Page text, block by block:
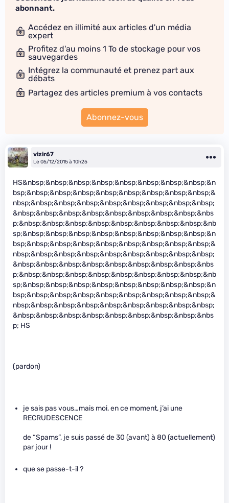
abonnant.
Accédez en illimité aux articles d'un média
expert
Profitez d'au moins 1 To de stockage pour vos
sauvegardes
Intégrez la communauté et prenez part aux
débats
Partagez des articles premium à vos contacts
Abonnez-vous
vizir67
Le 05/12/2015 à 10h25
HS&nbsp;&nbsp;&nbsp;&nbsp;&nbsp;&nbsp;&nbsp;&nbsp;&n
bsp;&nbsp;&nbsp;&nbsp;&nbsp;&nbsp;&nbsp;&nbsp;&nbsp;&
nbsp;&nbsp;&nbsp;&nbsp;&nbsp;&nbsp;&nbsp;&nbsp;&nbsp;
&nbsp;&nbsp;&nbsp;&nbsp;&nbsp;&nbsp;&nbsp;&nbsp;&nbs
p;&nbsp;&nbsp;&nbsp;&nbsp;&nbsp;&nbsp;&nbsp;&nbsp;&nb
sp;&nbsp;&nbsp;&nbsp;&nbsp;&nbsp;&nbsp;&nbsp;&nbsp;&n
bsp;&nbsp;&nbsp;&nbsp;&nbsp;&nbsp;&nbsp;&nbsp;&nbsp;&
nbsp;&nbsp;&nbsp;&nbsp;&nbsp;&nbsp;&nbsp;&nbsp;&nbsp;
&nbsp;&nbsp;&nbsp;&nbsp;&nbsp;&nbsp;&nbsp;&nbsp;&nbs
p;&nbsp;&nbsp;&nbsp;&nbsp;&nbsp;&nbsp;&nbsp;&nbsp;&nb
sp;&nbsp;&nbsp;&nbsp;&nbsp;&nbsp;&nbsp;&nbsp;&nbsp;&n
bsp;&nbsp;&nbsp;&nbsp;&nbsp;&nbsp;&nbsp;&nbsp;&nbsp;&
nbsp;&nbsp;&nbsp;&nbsp;&nbsp;&nbsp;&nbsp;&nbsp;&nbsp;
&nbsp;&nbsp;&nbsp;&nbsp;&nbsp;&nbsp;&nbsp;&nbsp;&nbs
p; HS
(pardon)
je sais pas vous…mais moi, en ce moment, j’ai une
RECRUDESCENCE
de “Spams”, je suis passé de 30 (avant) à 80 (actuellement)
par jour !
que se passe-t-il ?